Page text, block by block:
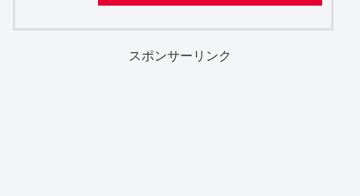
スポンサーリンク